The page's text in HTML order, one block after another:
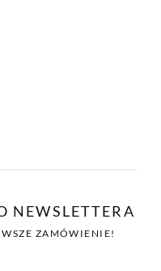
NEWSLETTERA
ZAMÓWIENIE!